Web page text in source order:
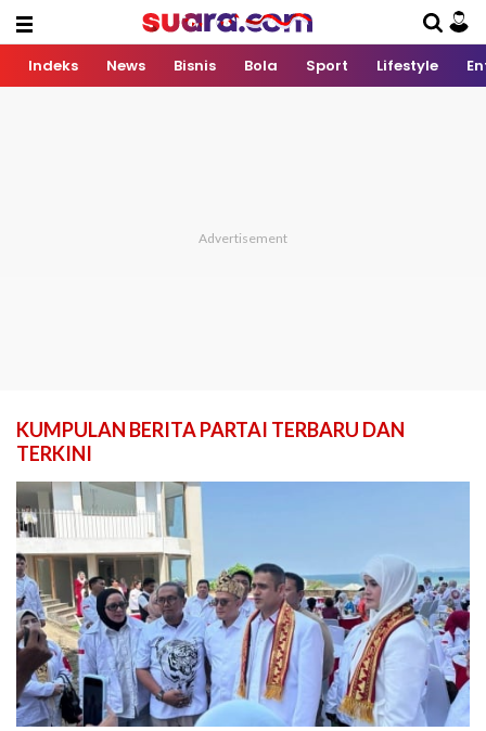
Indeks News Bisnis Bola Sport Lifestyle
KUMPULAN BERITA PARTAI TERBARU DAN
TERKINI